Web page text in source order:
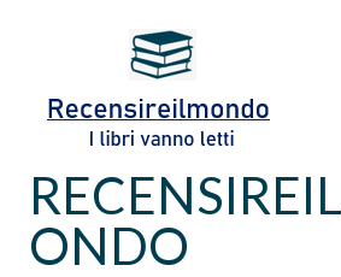
Passa ai contenuti
ONDO